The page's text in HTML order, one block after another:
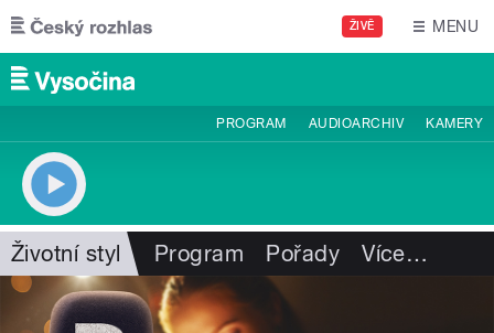
Přejít k hlavnímu obsahu
ŽIVĚ MENU
PROGRAM AUDIOARCHIV KAMERY
Životní styl Program Pořady Více…